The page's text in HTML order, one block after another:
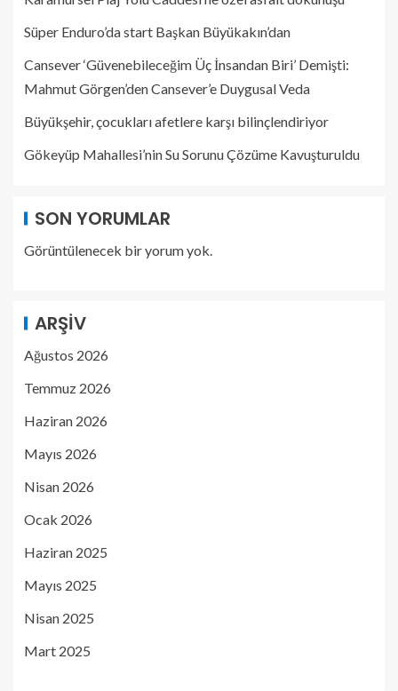
Süper Enduro’da start Başkan Büyükakın’dan
Cansever ‘Güvenebileceğim Üç İnsandan Biri’ Demişti:
Mahmut Görgen’den Cansever’e Duygusal Veda
Büyükşehir, çocukları afetlere karşı bilinçlendiriyor
Gökeyüp Mahallesi’nin Su Sorunu Çözüme Kavuşturuldu
SON YORUMLAR
Görüntülenecek bir yorum yok.
ARŞIV
Ağustos 2026
Temmuz 2026
Haziran 2026
Mayıs 2026
Nisan 2026
Ocak 2026
Haziran 2025
Mayıs 2025
Nisan 2025
Mart 2025